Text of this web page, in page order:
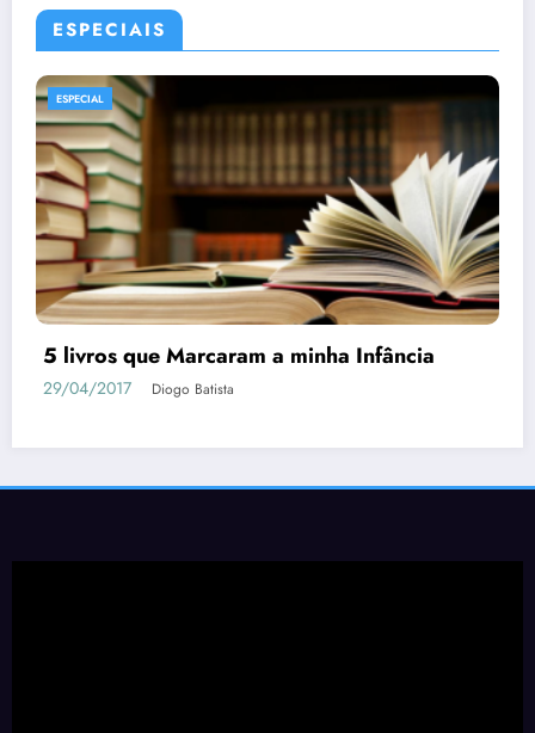
ESPECIAIS
ESPECIAL MANGÁS
Tudo o que Você Precisa Saber sobre
Berserk